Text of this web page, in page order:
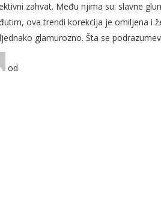
zahvat. Među njima su: slavne
ova trendi korekcija je omiljena i
glamurozno. Šta se
od